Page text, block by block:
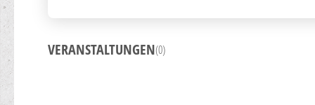
VERANSTALTUNGEN(0)